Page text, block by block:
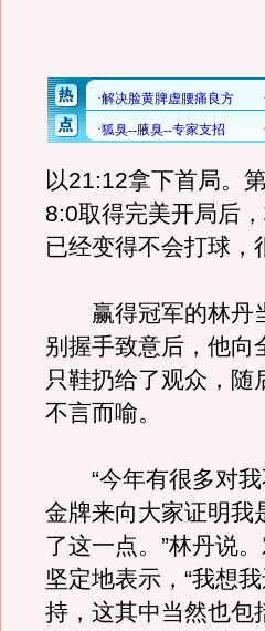
以21:12拿下首局。
8:0取得完美开局后
已经变得不会打球
赢得冠军的林丹当
别握手致意后，他向
只鞋扔给了观众，随
不言而喻。
“今年有很多对我
金牌来向大家证明我
了这一点。”林丹说
坚定地表示，“我想
持，这其中当然也包